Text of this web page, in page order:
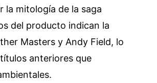
la mitología de la saga
del producto indican la
Masters y Andy Field, lo
anteriores que